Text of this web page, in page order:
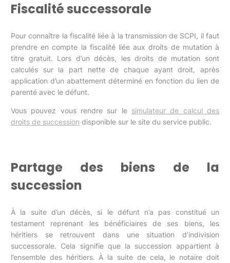
Fiscalité successorale
Pour connaître la fiscalité liée à la transmission de SCPI, il faut
prendre en compte la fiscalité liée aux droits de mutation à
titre gratuit. Lors d’un décès, les droits de mutation sont
calculés sur la part nette de chaque ayant droit, après
application d’un abattement déterminé en fonction du lien de
parenté avec le défunt.
Vous pouvez vous rendre sur le simulateur de calcul des
droits de succession disponible sur le site du service public.
Partage des biens de la
succession
À la suite d’un décès, si le défunt n’a pas constitué un
testament reprenant les bénéficiaires de ses biens, les
héritiers se retrouvent dans une situation d’indivision
successorale. Cela signifie que la succession appartient à
l’ensemble des héritiers. À la suite de cela, le notaire doit